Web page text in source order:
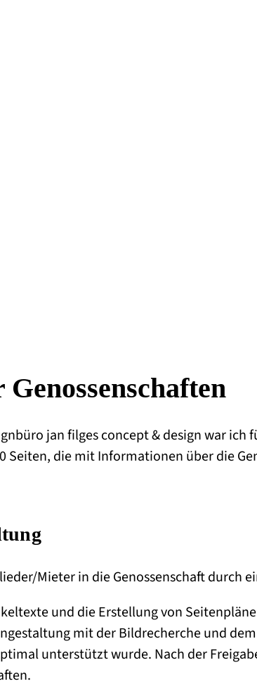
jan filges concept & design war
Seiten, die mit Informationen über die
Mieter in die Genossenschaft
und die Erstellung von
mit der Bildrecherche und
unterstützt wurde. Nach der